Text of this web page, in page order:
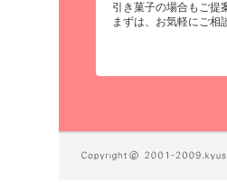
引き菓子の場合もご提
まずは、お気軽にご相